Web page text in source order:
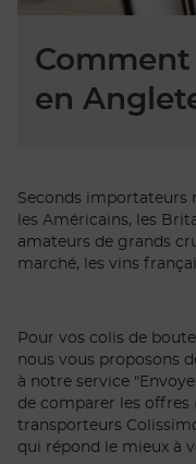
en
Seconds importateurs
les Américains, les
amateurs de grands
marché, les vins
Pour vos colis de
nous vous proposons
à notre service
de comparer les offres
transporteurs
qui répond le mieux à